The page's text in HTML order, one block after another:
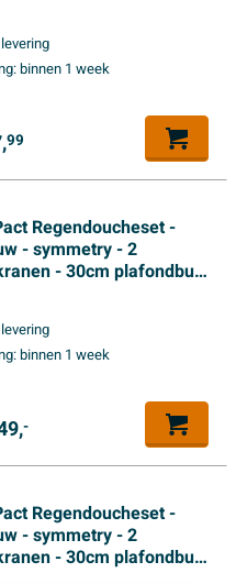
binnen 1 week
99
Regendoucheset -
- symmetry - 2
- 30cm plafondbuis
- satin spray
- Chroom
binnen 1 week
-
Regendoucheset -
- symmetry - 2
- 30cm plafondbuis